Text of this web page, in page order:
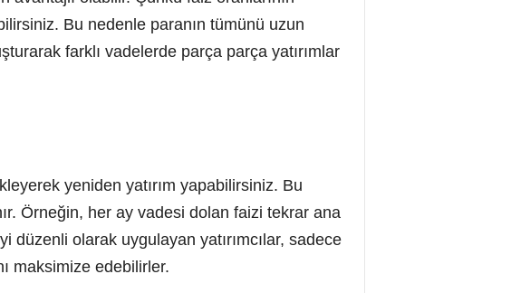
Bu nedenle paranın tümünü uzun
farklı vadelerde parça parça yatırımlar
yeniden yatırım yapabilirsiniz. Bu
Örneğin, her ay vadesi dolan faizi tekrar ana
düzenli olarak uygulayan yatırımcılar, sadece
maksimize edebilirler.